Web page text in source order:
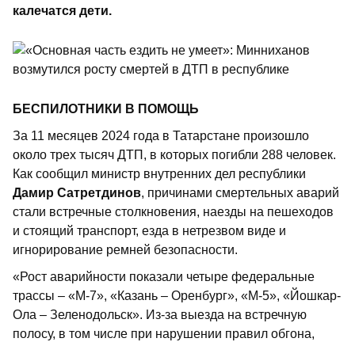
калечатся дети.
БЕСПИЛОТНИКИ В ПОМОЩЬ
За 11 месяцев 2024 года в Татарстане произошло
около трех тысяч ДТП, в которых погибли 288 человек.
Как сообщил министр внутренних дел республики
Дамир Сатретдинов, причинами смертельных аварий
стали встречные столкновения, наезды на пешеходов
и стоящий транспорт, езда в нетрезвом виде и
игнорирование ремней безопасности.
«Рост аварийности показали четыре федеральные
трассы – «М-7», «Казань – Оренбург», «М-5», «Йошкар-
Ола – Зеленодольск». Из-за выезда на встречную
полосу, в том числе при нарушении правил обгона,